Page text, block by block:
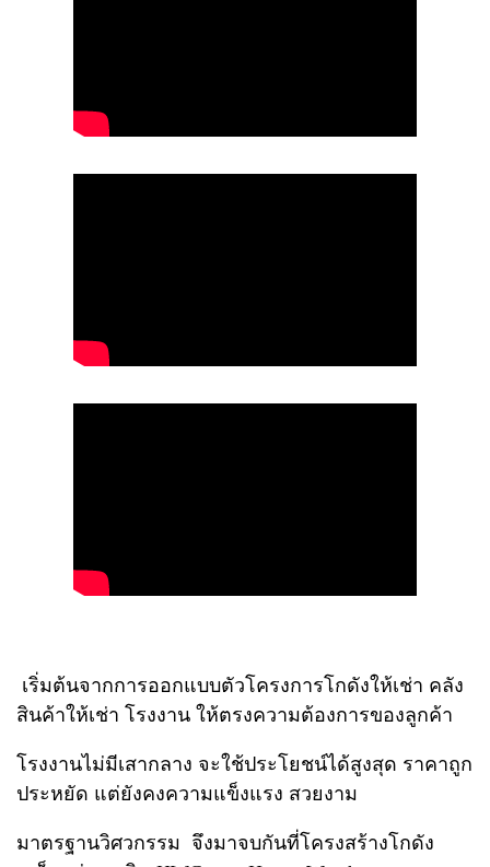
เริ่มต้นจากการออกแบบตัวโครงการโกดังให้เช่า คลัง
สินค้าให้เช่า โรงงาน ให้ตรงความต้องการของลูกค้า
โรงงานไม่มีเสากลาง จะใช้ประโยชน์ได้สูงสุด ราคาถูก
ประหยัด แต่ยังคงความแข็งแรง สวยงาม
มาตรฐานวิศวกรรม จึงมาจบกันที่โครงสร้างโกดัง